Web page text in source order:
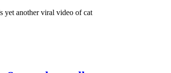
yet another viral video of cat